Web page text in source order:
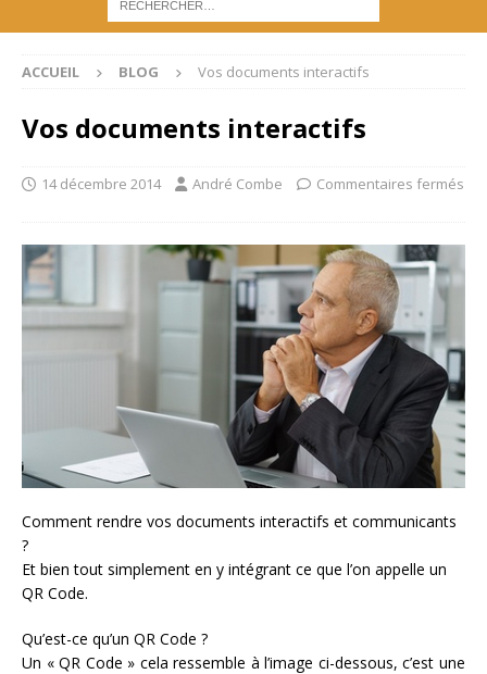
ACCUEIL BLOG Vos documents interactifs
Vos documents interactifs
14 décembre 2014 André Combe Commentaires fermés
Comment rendre vos documents interactifs et communicants
?
Et bien tout simplement en y intégrant ce que l’on appelle un
QR Code.
Qu’est-ce qu’un QR Code ?
Un « QR Code » cela ressemble à l’image ci-dessous, c’est une